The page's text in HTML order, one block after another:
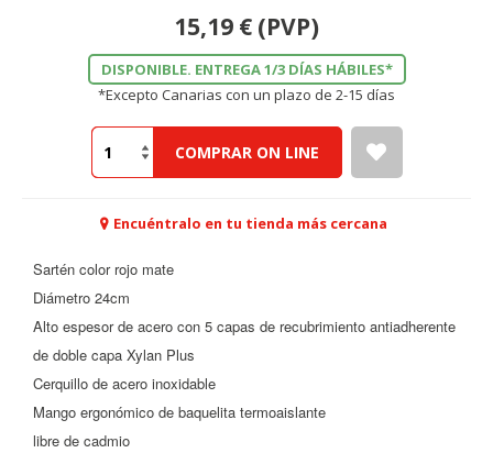
15,19 € (PVP)
DISPONIBLE. ENTREGA 1/3 DÍAS HÁBILES*
*Excepto Canarias con un plazo de 2-15 días
COMPRAR ON LINE
Encuéntralo en tu tienda más cercana
Sartén color rojo mate
Diámetro 24cm
Alto espesor de acero con 5 capas de recubrimiento antiadherente
de doble capa Xylan Plus
Cerquillo de acero inoxidable
Mango ergonómico de baquelita termoaislante
libre de cadmio
CONFIGURACIÓN DE COOKIES
HABILITAR TODO
Cookies necesarias